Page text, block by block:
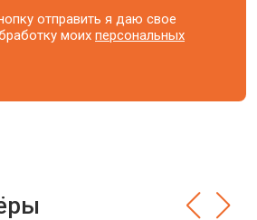
отправить я даю свое
моихперсональных